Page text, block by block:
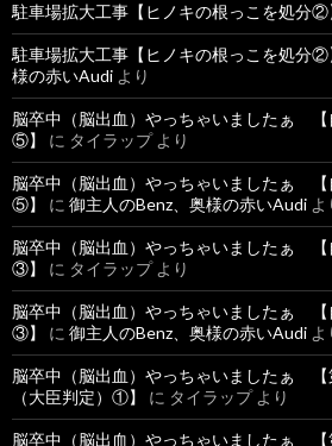
駐車場拡大工事【ヒノキの根っこを処分②
駐車場拡大工事【ヒノキの根っこを処分②
様の赤いAudi より
脳卒中（脳出血）やっちゃいましたぁ 【
⑤】
に タイラップより
脳卒中（脳出血）やっちゃいましたぁ 【
⑤】
に 御主人のBenz、奥様の赤いAudi よ
脳卒中（脳出血）やっちゃいましたぁ 【
③】
に タイラップより
脳卒中（脳出血）やっちゃいましたぁ 【
③】
に 御主人のBenz、奥様の赤いAudi よ
脳卒中（脳出血）やっちゃいましたぁ
（大臣判定）①】
に タイラップより
脳卒中（脳出血）やっちゃいましたぁ